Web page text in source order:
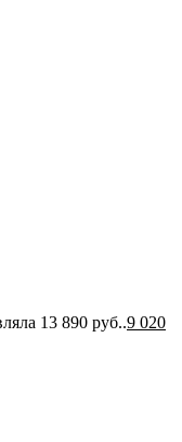
13 890 руб..9 020